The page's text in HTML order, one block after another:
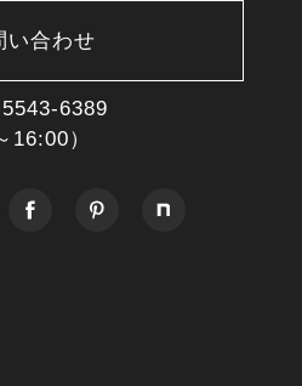
い合わせ
6389
16:00）